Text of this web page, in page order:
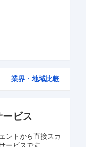
業界・地域比較
ービス
ントから直接スカ
ービスです。